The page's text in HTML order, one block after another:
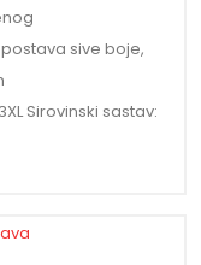
sive boje,
Sirovinski sastav: